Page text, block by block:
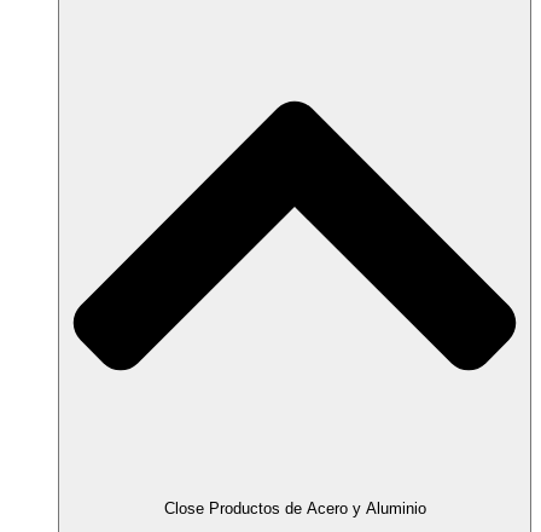
Close Productos de Acero y Aluminio